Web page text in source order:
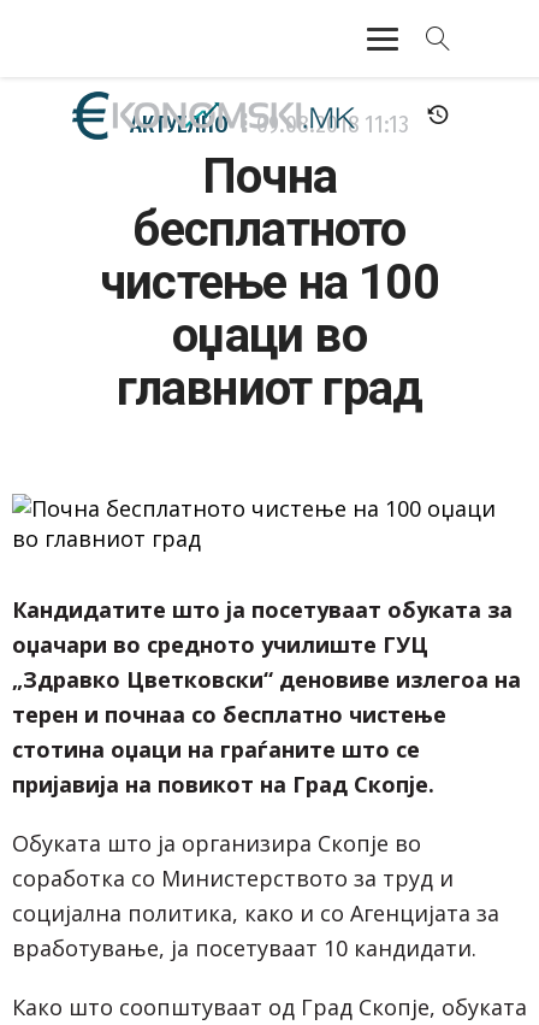
АКТУЕЛНО
ФИНАНСИИ
БАНКАРСТВО
АКТУЕЛНО 09.08.2018 11:13
Почна
бесплатното
чистење на 100
оџаци во
главниот град
Кандидатите што ја посетуваат обуката за
оџачари во средното училиште ГУЦ
„Здравко Цветковски“ деновиве излегоа на
терен и почнаа со бесплатно чистење
стотина оџаци на граѓаните што се
пријавија на повикот на Град Скопје.
Обуката што ја организира Скопје во
соработка со Министерството за труд и
социјална политика, како и со Агенцијата за
вработување, ја посетуваат 10 кандидати.
Како што соопштуваат од Град Скопје, обуката